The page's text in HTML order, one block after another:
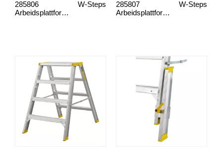
Arbeidsplattform, 55AB 2-steg
W-Steps
285806
Arbeidsplattform, 55AB 3-trinn
W-Steps
285807